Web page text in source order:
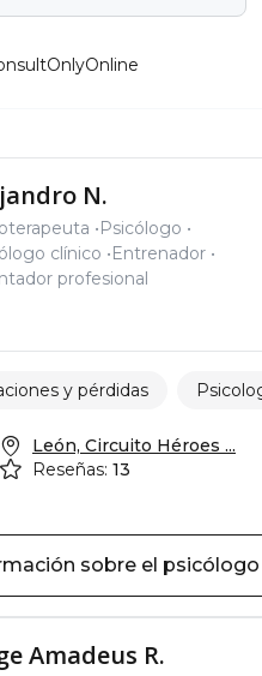
N.
Psicólogo
clínico
Entrenador
profesional
y pérdidas
León, Circuito Héroes ...
Reseñas: 13
sobre el psicólogo
Amadeus R.